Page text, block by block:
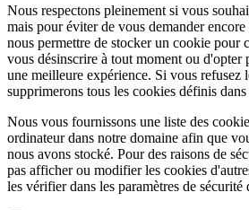
Nous respectons pleinement si vous
mais pour éviter de vous demander
nous permettre de stocker un cookie pour
vous désinscrire à tout moment ou d'opter
une meilleure expérience. Si vous refusez
supprimerons tous les cookies définis
Nous vous fournissons une liste des
ordinateur dans notre domaine afin que
nous avons stocké. Pour des raisons de
pas afficher ou modifier les cookies
les vérifier dans les paramètres de sécurité